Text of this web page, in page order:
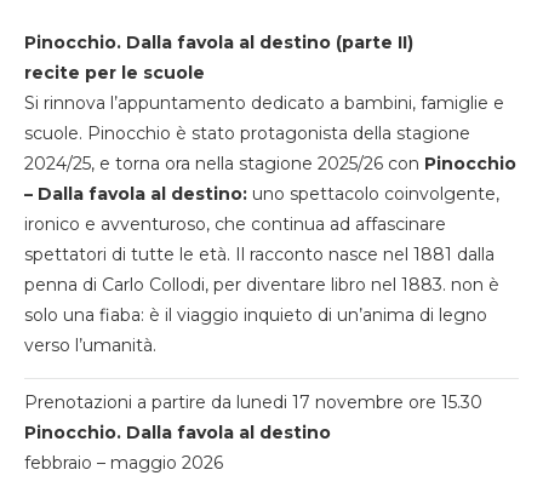
Pinocchio. Dalla favola al destino (parte II)
recite per le scuole
Si rinnova l’appuntamento dedicato a bambini, famiglie e
scuole. Pinocchio è stato protagonista della stagione
2024/25, e torna ora nella stagione 2025/26 con Pinocchio
– Dalla favola al destino: uno spettacolo coinvolgente,
ironico e avventuroso, che continua ad affascinare
spettatori di tutte le età. Il racconto nasce nel 1881 dalla
penna di Carlo Collodi, per diventare libro nel 1883. non è
solo una fiaba: è il viaggio inquieto di un’anima di legno
verso l’umanità.
Prenotazioni a partire da lunedi 17 novembre ore 15.30
Pinocchio. Dalla favola al destino
febbraio – maggio 2026